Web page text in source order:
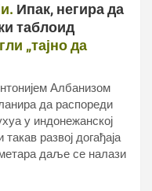
Ипак, негира да
таблоид
„тајно да
Албанизом
да распореди
у индонежанској
развој догађаја
даље се налази